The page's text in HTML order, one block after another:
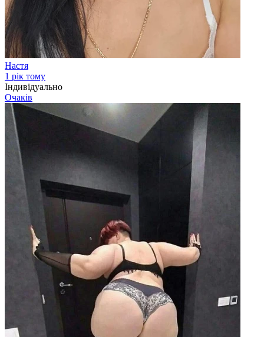
Настя
1 рік тому
Індивідуально
Очаків